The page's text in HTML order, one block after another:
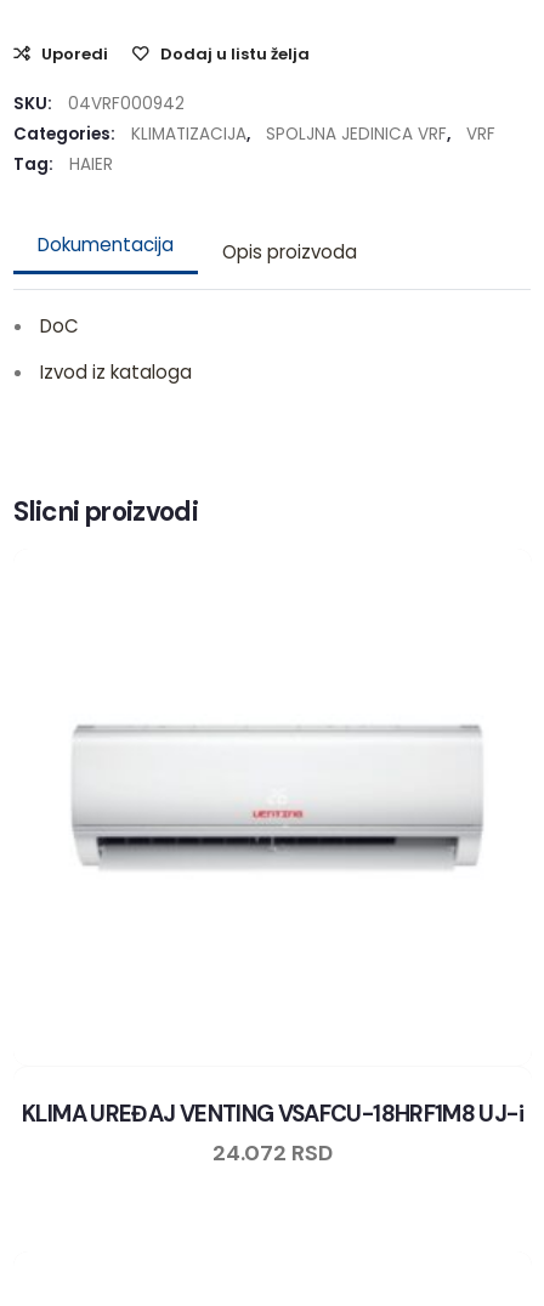
Uporedi Dodaj u listu želja
SKU:
04VRF000942
Categories:
KLIMATIZACIJA, SPOLJNA JEDINICA VRF,
VRF
Tag:
HAIER
Dokumentacija Opis proizvoda
DoC
Izvod iz kataloga
Slicni proizvodi
KLIMA UREĐAJ VENTING VSAFCU-18HRF1M8 UJ-i
24.072 RSD